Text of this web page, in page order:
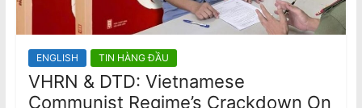
ENGLISH TIN HÀNG ĐẦU
VHRN & DTD: Vietnamese
Communist Regime’s Crackdown On